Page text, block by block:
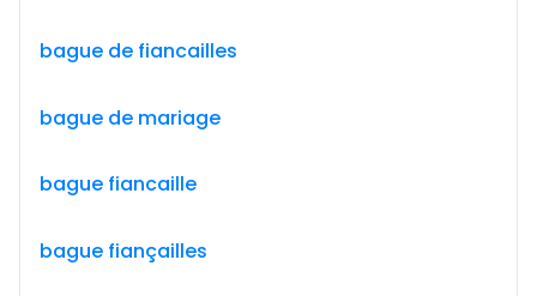
bague de fiancailles
bague de mariage
bague fiancaille
bague fiançailles